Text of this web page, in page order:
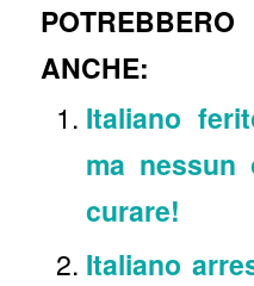
ANCHE:
Italiano
ma nessun
curare!
Italiano